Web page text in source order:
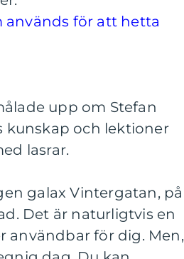
används för att hetta
upp om Stefan
kunskap och lektioner
lasrar.
galax Vintergatan, på
Det är naturligtvis en
användbar för dig. Men,